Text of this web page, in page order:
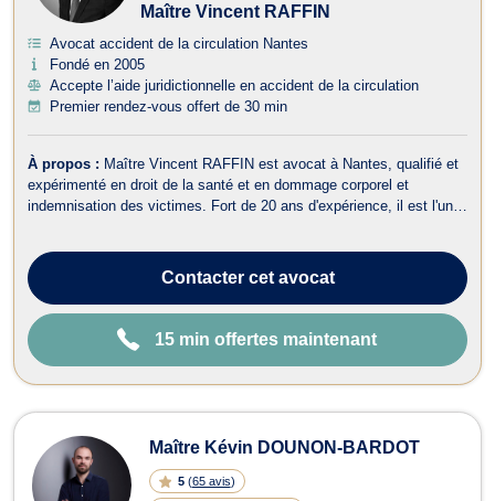
E
Maître Vincent RAFFIN
Avocat accident de la circulation Nantes
Fondé en 2005
Accepte l’aide juridictionnelle en accident de la circulation
Premier rendez-vous offert de 30 min
À propos : Maître Vincent RAFFIN est avocat à Nantes, qualifié et
expérimenté en droit de la santé et en dommage corporel et
indemnisation des victimes. Fort de 20 ans d'expérience, il est l'un
droit de la sa...
Contactercet avocat
15 min offertes maintenant
Maître Kévin DOUNON-BARDOT
5 (65 avis)